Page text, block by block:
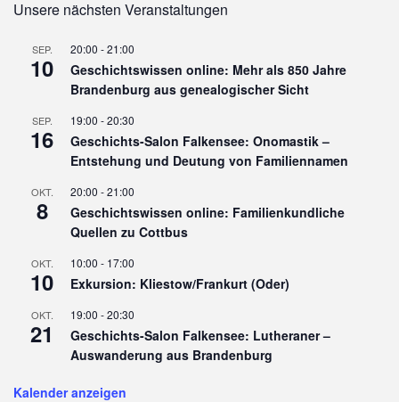
Unsere nächsten Veranstaltungen
SEP.
10
20:00 -21:00
Geschichtswissen online: Mehr als 850 Jahre
Brandenburg aus genealogischer Sicht
SEP.
16
19:00 -20:30
Geschichts-Salon Falkensee: Onomastik –
Entstehung und Deutung von Familiennamen
OKT.
8
20:00 -21:00
Geschichtswissen online: Familienkundliche
Quellen zu Cottbus
OKT.
10
10:00 - 17:00
Exkursion: Kliestow/Frankurt (Oder)
OKT.
21
19:00 -20:30
Geschichts-Salon Falkensee: Lutheraner –
Auswanderung aus Brandenburg
Kalender anzeigen